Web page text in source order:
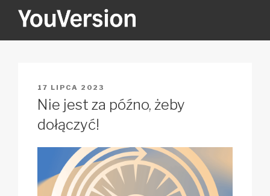
YOUVERSION
OPUBLIKOWANE
W
17 LIPCA 2023
Nie jest za późno, żeby
dołączyć!